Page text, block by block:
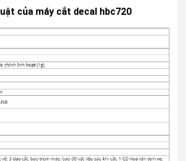
của máy cắt decal hbc720